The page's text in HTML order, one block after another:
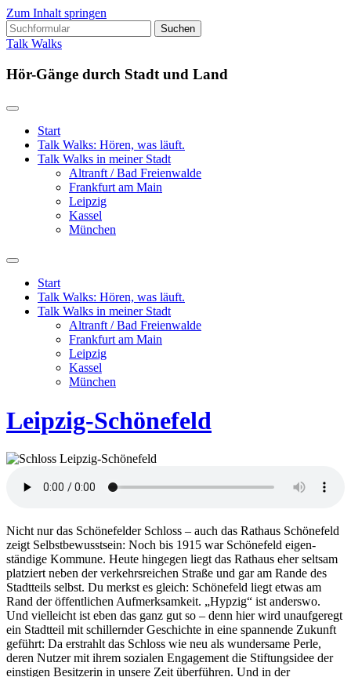
Zum Inhalt springen
Suchen
nach:
Talk Walks
Hör-Gänge durch Stadt und Land
Start
Talk Walks: Hören, was läuft.
Talk Walks in meiner Stadt
Altranft / Bad Freienwalde
Frankfurt am Main
Leipzig
Kassel
München
Suchfeld
ein-/ausblenden
Start
Talk Walks: Hören, was läuft.
Talk Walks in meiner Stadt
Altranft / Bad Freienwalde
Frankfurt am Main
Leipzig
Kassel
München
Leipzig-Schönefeld
Nicht nur das Schönefelder Schloss – auch das Rathaus Schönefeld
zeigt Selbst­bewusst­sein: Noch bis 1915 war Schönefeld eigen­
ständige Kommune. Heute hingegen liegt das Rathaus eher seltsam
platziert neben der verkehrs­reichen Straße und gar am Rande des
Stadt­teils selbst. Du merkst es gleich: Schönefeld liegt etwas am
Rand der öffentlichen Aufmerk­samkeit. „Hypzig“ ist anderswo.
Und viel­leicht ist eben das ganz gut so – denn hier wird unauf­geregt
ein Stadtteil mit schillernder Geschichte in eine spannende Zukunft
geführt: Da erstrahlt das Schloss wie neu als wunder­same Perle,
deren Nutzer mit ihrem sozialen Engage­ment die Stiftungs­idee der
einstigen Besitzerin in unsere Zeit überführen. Und in der